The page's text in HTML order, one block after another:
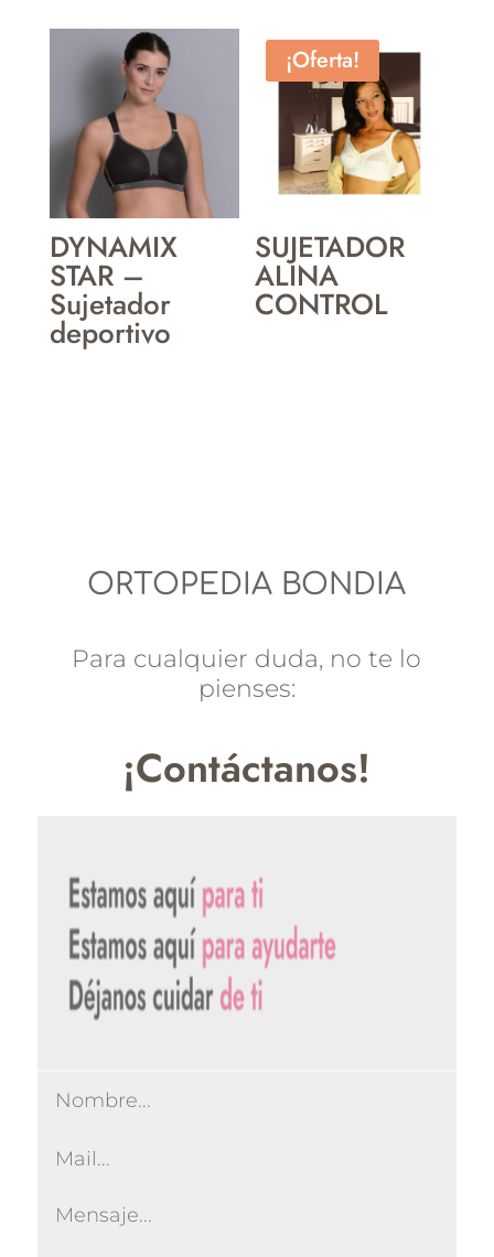
DYNAMIX
STAR –
Sujetador
deportivo
¡Oferta!
SUJETADOR
ALINA
CONTROL
ORTOPEDIA BONDIA
Para cualquier duda, no te lo
pienses:
¡Contáctanos!